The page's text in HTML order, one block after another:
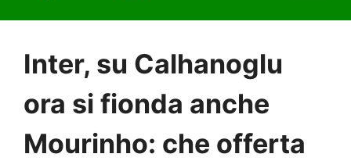
Inter, su Calhanoglu
ora si fionda anche
Mourinho: che offerta